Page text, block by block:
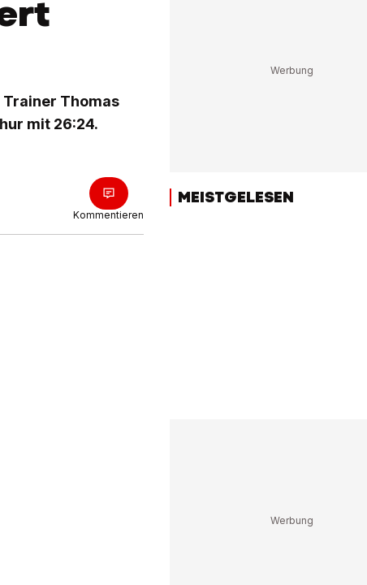
Trainer Thomas
mit 26:24.
Kommentieren
MEISTGELESEN